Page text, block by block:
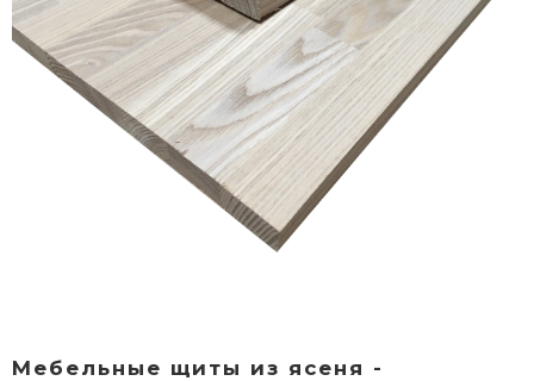
Мебельные щиты из ясеня -